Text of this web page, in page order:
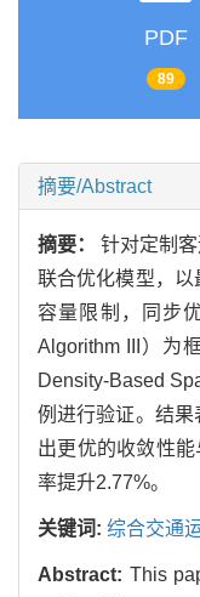
PDF
89
摘要/Abstract
摘要：针对定制
联合优化模型，
容量限制，同步
Algorithm III）为
Density-Based
例进行验证。结
出更优的收敛性
率提升2.77%。
关键词: 综合交通
Abstract: This